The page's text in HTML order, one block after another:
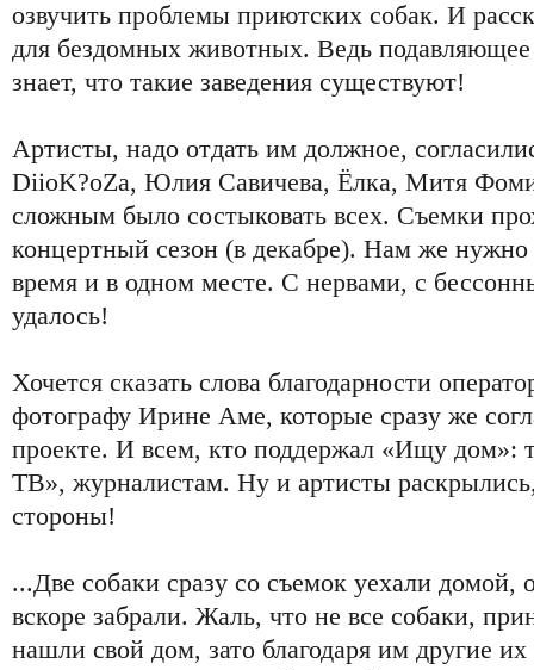
озвучить проблемы приютских собак. И
для бездомных животных. Ведь
знает, что такие заведения существуют!
Артисты, надо отдать им должное,
DiioK?oZa, Юлия Савичева, Ёлка, Митя
сложным было состыковать всех. Съемки
концертный сезон (в декабре). Нам же нужно
время и в одном месте. С нервами, с
удалось!
Хочется сказать слова благодарности
фотографу Ирине Аме, которые сразу же
проекте. И всем, кто поддержал «Ищу дом»:
ТВ», журналистам. Ну и артисты
стороны!
...Две собаки сразу со съемок уехали домой,
вскоре забрали. Жаль, что не все собаки,
нашли свой дом, зато благодаря им другие